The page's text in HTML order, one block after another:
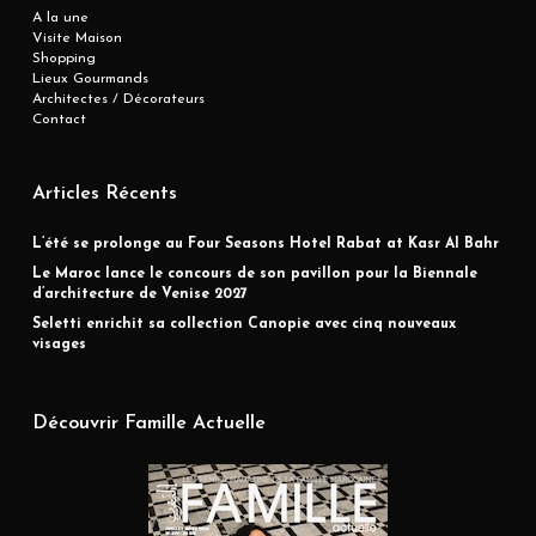
A la une
Visite Maison
Shopping
Lieux Gourmands
Architectes / Décorateurs
Contact
Articles Récents
L’été se prolonge au Four Seasons Hotel Rabat at Kasr Al Bahr
Le Maroc lance le concours de son pavillon pour la Biennale
d’architecture de Venise 2027
Seletti enrichit sa collection Canopie avec cinq nouveaux
visages
Découvrir Famille Actuelle